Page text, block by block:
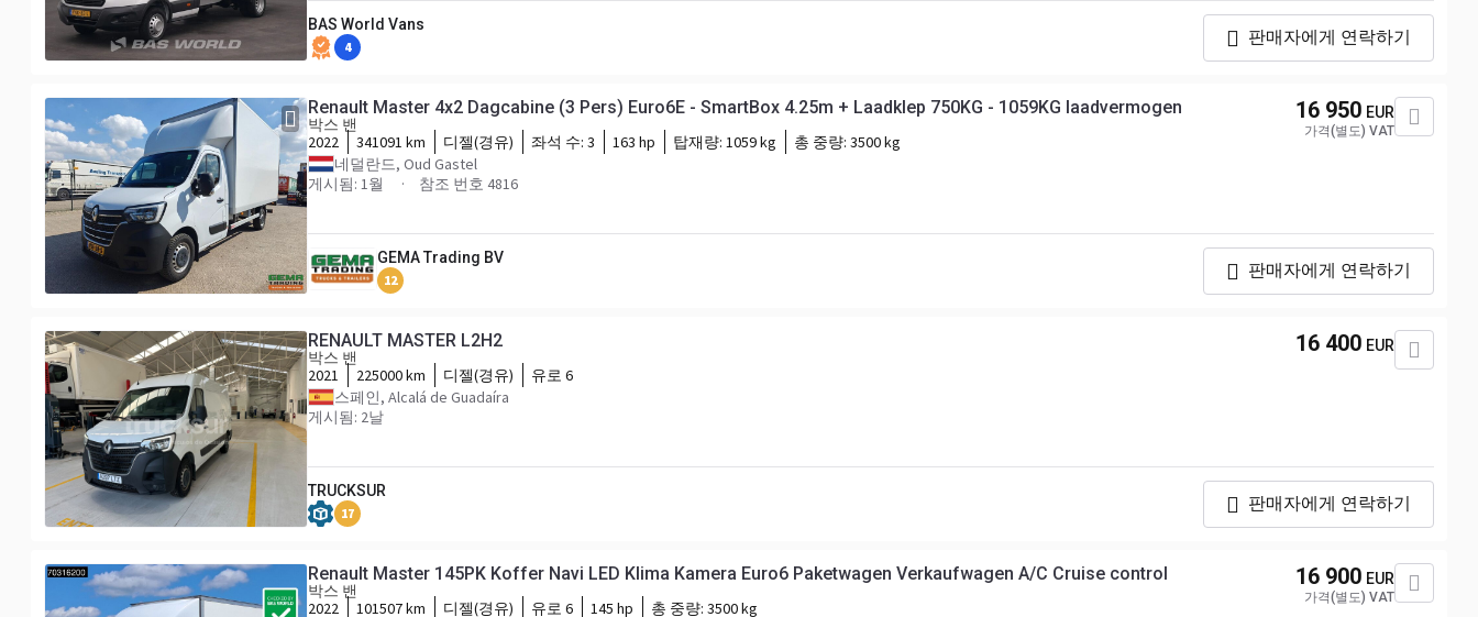
BAS World Vans
4 판매자에게 연락하기
Renault Master 4x2 Dagcabine (3 Pers) Euro6E - SmartBox 4.25m + Laadklep 750KG - 1059KG laadvermogen
박스 밴
2022
341091 km 디젤(경유) 좌석 수: 3 163 hp 탑재량: 1059 kg 총 중량: 3500 kg
네덜란드, Oud Gastel
게시됨: 1월
참조 번호 4816
16 950 EUR
가격(별도) VAT
GEMA Trading BV
12 판매자에게 연락하기
RENAULT MASTER L2H2
박스 밴
2021
225000 km 디젤(경유)
유로 6
스페인, Alcalá de Guadaíra
게시됨: 2날
16 400 EUR
TRUCKSUR
17 판매자에게 연락하기
Renault Master 145PK Koffer Navi LED Klima Kamera Euro6 Paketwagen Verkaufwagen A/C Cruise control
박스 밴
2022
101507 km 디젤(경유) 유로 6 145 hp 총 중량: 3500 kg
16 900 EUR
가격(별도) VAT